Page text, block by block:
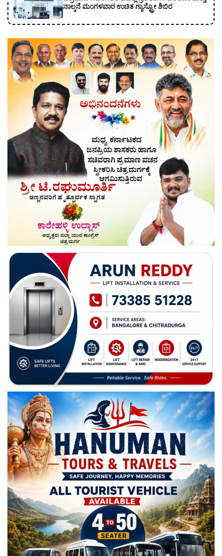
ನಾಲ್ಕನೆ ಮಂಗಳವಾರ ಉಚಿತ ಗ್ಯಾಸ್ಟ್ರೋ ಶಿಬಿರ